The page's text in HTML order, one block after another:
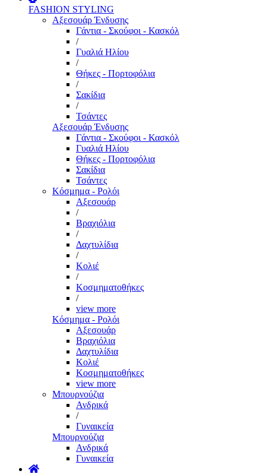
FASHION STYLING
Αξεσουάρ Ένδυσης
Γάντια - Σκούφοι - Κασκόλ
/
Γυαλιά Ηλίου
/
Θήκες - Πορτοφόλια
/
Σακίδια
/
Τσάντες
Αξεσουάρ Ένδυσης
Γάντια - Σκούφοι - Κασκόλ
Γυαλιά Ηλίου
Θήκες - Πορτοφόλια
Σακίδια
Τσάντες
Κόσμημα - Ρολόι
Αξεσουάρ
/
Βραχιόλια
/
Δαχτυλίδια
/
Κολιέ
/
Κοσμηματοθήκες
/
view more
Κόσμημα - Ρολόι
Αξεσουάρ
Βραχιόλια
Δαχτυλίδια
Κολιέ
Κοσμηματοθήκες
view more
Μπουρνούζια
Ανδρικά
/
Γυναικεία
Μπουρνούζια
Ανδρικά
Γυναικεία